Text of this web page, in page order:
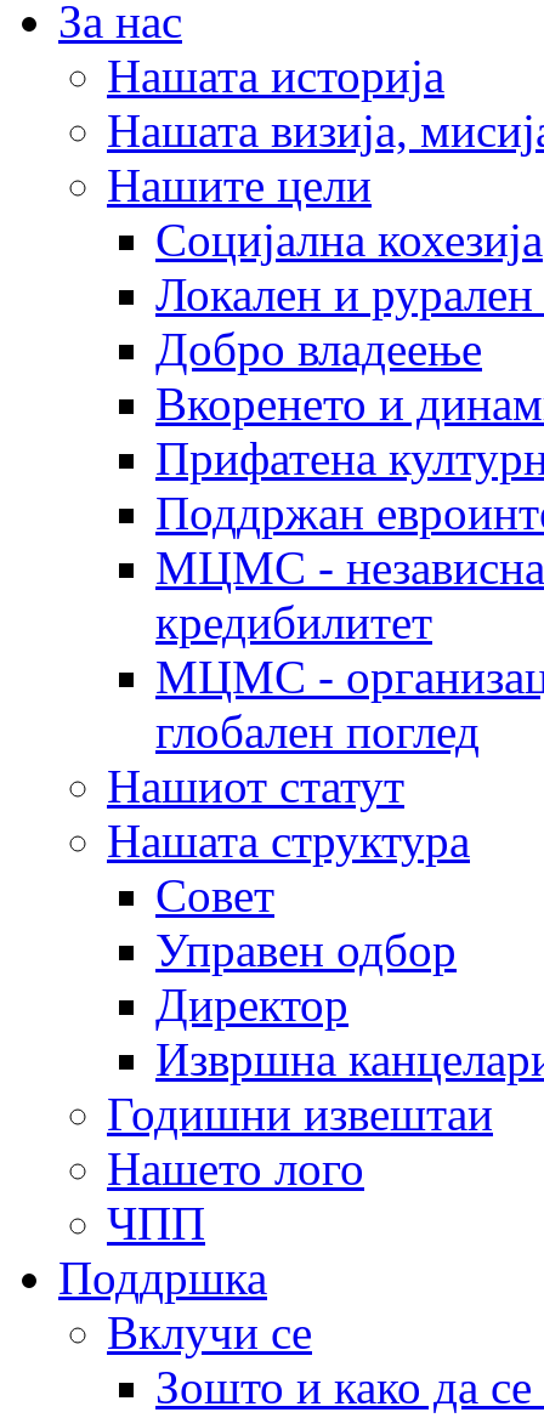
За нас
Нашата историја
Нашата визија,
Нашите цели
Социјална кохезија
Локален и рурален
Добро владеење
Вкоренето и
Прифатена
Поддржан
МЦМС - независна
кредибилитет
МЦМС -
глобален поглед
Нашиот статут
Нашата структура
Совет
Управен одбор
Директор
Извршна
Годишни извештаи
Нашето лого
ЧПП
Поддршка
Вклучи се
Зошто и како да